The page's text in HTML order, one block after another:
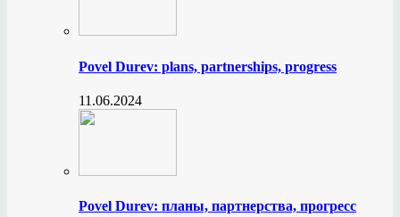
Povel Durev: plans, partnerships, progress
11.06.2024
Povel Durev: планы, партнерства, прогресс